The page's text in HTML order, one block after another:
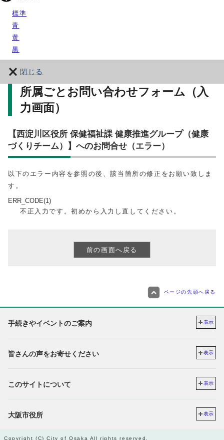
標準
青
黄
黒
閉じる
所属ごとお問い合わせフォーム（入
力画面）
【西淀川区役所 保健福祉課 健康推進グループ（健康
づくりチーム）】へのお問合せ（エラー）
以下のエラー内容を参照の後、該当箇所の修正をお願い致しま
す。
ERR_CODE(1)
不正入力です。初めから入力し直してください。
ページの先頭へ戻る
手続きやイベントのご案内 表示
皆さんの声をお寄せください 表示
このサイトについて 表示
大阪市役所 表示
Copyright (C) City of Osaka All rights reserved.